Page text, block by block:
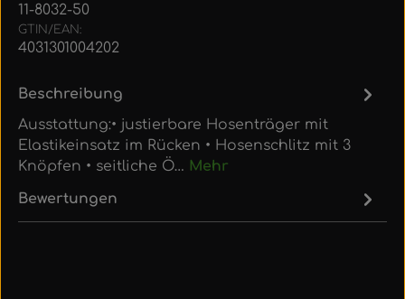
11-8032-50
GTIN/EAN:
4031301004202
Beschreibung
Ausstattung:• justierbare Hosenträger mit
Elastikeinsatz im Rücken • Hosenschlitz mit 3
Knöpfen • seitliche Ö… Mehr
Bewertungen